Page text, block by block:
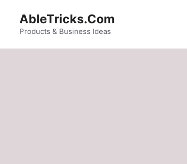
content
AbleTricks.Com
Products & Business Ideas